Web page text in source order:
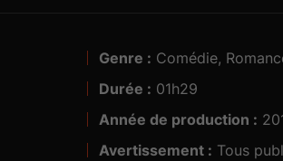
Genre : Comédie,
Durée : 01h29
Année de production :
Avertissement : Tous